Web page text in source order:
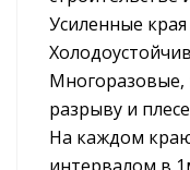
Усиленные края
разрыву и
На каждом